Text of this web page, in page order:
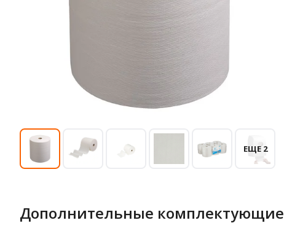
ЕЩЕ 2
Дополнительные комплектующие